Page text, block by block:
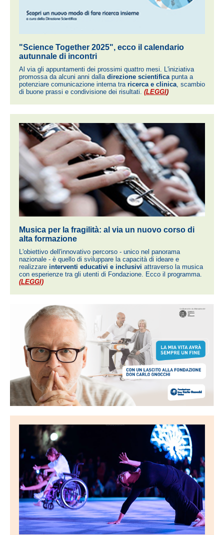
"Science Together 2025", ecco il calendario
autunnale di incontri
Al via gli appuntamenti dei prossimi quattro mesi. L'iniziativa
promossa da alcuni anni dalla direzione scientificapunta a
potenziare comunicazione interna tra ricerca e clinica, scambio
di buone prassi e condivisione dei risultati. (LEGGI)
Musica per la fragilità: al via un nuovo corso di
alta formazione
L'obiettivo dell'innovativo percorso - unico nel panorama
nazionale - è quello di sviluppare la capacità di ideare e
realizzare interventi educativi e inclusivi attraverso la musica
con esperienze tra gli utenti di Fondazione. Ecco il programma.
(LEGGI)